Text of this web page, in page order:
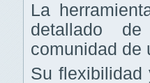
La
detallado
comunidad de
Su flexibilidad